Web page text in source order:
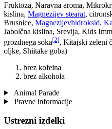
Fruktoza, Naravna aroma,
kislina, Magnezijev stearat,
Brusnice, Magnezijevhidroksid,
Jabolčna kislina, Srevija, Kids
grozdnega soka[2], Kitajski zeleni
oljke, Shiitake goba)
brez kofeina
brez alkohola
Animal Parade
Pravne informacije
Ustrezni izdelki